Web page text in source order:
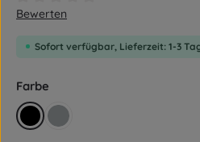
Durchschnittliche Bewertung von 0
Bewerten
Sofort verfügbar, Lieferzeit: 1-3
Farbe
schwarz
grau